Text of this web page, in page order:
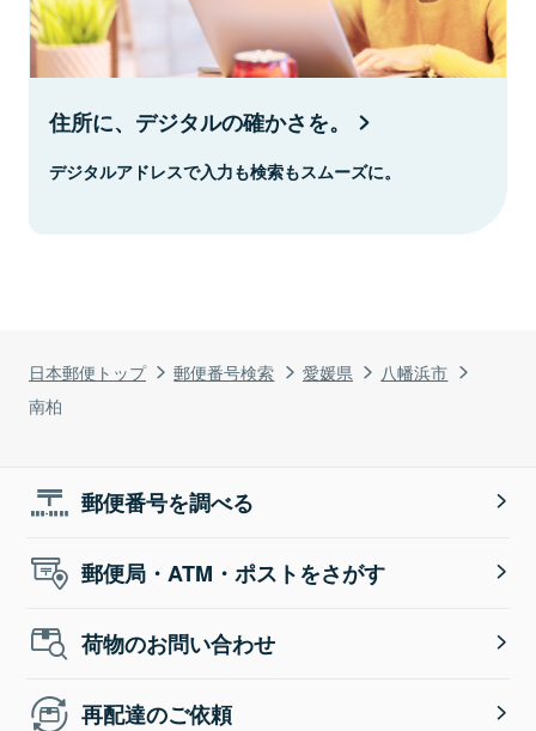
日本郵便トップ 郵便番号検索 愛媛県
八幡浜市
南柏
住所に、デジタルの確かさを。
デジタルアドレスで入力も検索もスムーズに。
郵便番号を調べる
郵便局・ATM・ポストをさがす
荷物のお問い合わせ
再配達のご依頼